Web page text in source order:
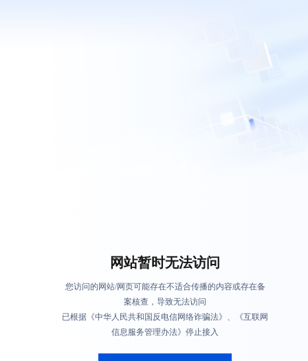
网站暂时无法访问
您访问的网站/网页可能存在不适合传播的内容或存在备
案核查，导致无法访问
已根据《中华人民共和国反电信网络诈骗法》、《互联网
信息服务管理办法》停止接入